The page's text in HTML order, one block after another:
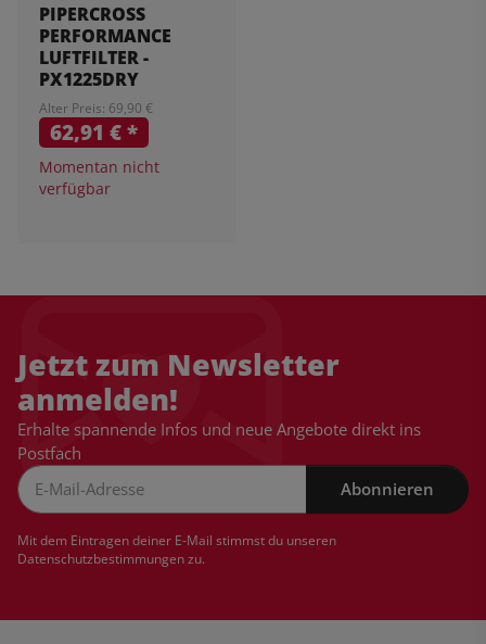
PIPERCROSS
PERFORMANCE
LUFTFILTER -
PX1225DRY
Alter Preis: 69,90 €
62,91 €*
Momentan nicht
verfügbar
Jetzt zum Newsletter
anmelden!
Erhalte spannende Infos und neue Angebote direkt ins
Postfach
Abonnieren
Mit dem Eintragen deiner E-Mail stimmst du unseren
Datenschutzbestimmungenzu.